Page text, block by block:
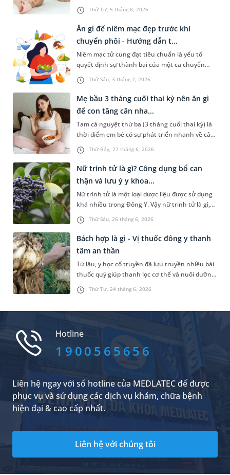
Thứ Tư, 5 tháng 8, 2026
chế độ ăn dặm, vừa dễ gặp các vấn đề rối loạn
tiêu hóa. Lựa chọn đúng dòng sữa tăng cân cho
trẻ 6 - 12 tháng phù hợp với thể trạng sẽ giúp
con tối ưu hấp thu, nhanh chóng bắt kịp đà
tăng trưởng chuẩn. Bài viết sau đây sẽ hướng
dẫn ba mẹ lựa chọn sữa phù hợp cho con và
một số lưu ý không nên bỏ qua.
Thứ Sáu, 3 tháng 7, 2026
Ăn gì để niêm mạc đẹp trước khi
chuyển phôi - Hướng dẫn t...
Niêm mạc tử cung đạt tiêu chuẩn là yếu tố
quyết định sự thành bại của một ca chuyển
phôi IVF. Để đảm bảo điều này, chị em thường
thắc mắc rất nhiều vấn đề, bao gồm ăn gì để
niêm mạc đẹp trước khi chuyển phôi. Bài viết
sau đây sẽ chia sẻ chi tiết hơn về chủ đề này để
chị em tham khảo.
Thứ Bảy, 27 tháng 6, 2026
Mẹ bầu 3 tháng cuối thai kỳ nên ăn gì
để con tăng cân nha...
Tam cá nguyệt thứ ba (3 tháng cuối thai kỳ) là
thời điểm em bé có sự phát triển nhanh về cân
nặng, đồng thời hoàn thiện các cơ quan nội
tạng quan trọng như não bộ, hệ hô hấp và hệ
xương khớp. Nhiều mẹ bầu khi đi siêu âm ở
những tuần cuối cảm thấy vô cùng lo lắng khi
bác sĩ thông báo chỉ số cân nặng của con nhẹ
hơn so với tiêu chuẩn tuần tuổi. Vậy 3 tháng
cuối thai kỳ nên ăn gì để con tăng cân nhanh
và khỏe mạnh?
Thứ Sáu, 26 tháng 6, 2026
Nữ trinh tử là gì? Công dụng bổ can
thận và lưu ý y khoa...
Nữ trinh tử là một loại dược liệu được sử dụng
khá nhiều trong Đông Y. Vậy nữ trinh tử là gì,
đặc tính sinh học và công dụng như thế nào?
Những kiến thức này sẽ được chia sẻ trong bài
viết sau đây.
Thứ Tư, 24 tháng 6, 2026
Bách hợp là gì - Vị thuốc đông y thanh
tâm an thần
Từ lâu, y học cổ truyền đã lưu truyền nhiều bài
thuốc quý giúp thanh lọc cơ thể và nuôi dưỡng
tinh thần. Trong số, bách hợp được biết đến là
một vị thuốc có khả năng thanh tâm, an thần
thảo dược này sở hữu những giá trị sức khỏe
Hotline
1900565656
Liên hệ ngay với số hotline của MEDLATEC để được
phục vụ và sử dụng các dịch vụ khám, chữa bệnh
hiện đại & cao cấp nhất.
Liên hệ với chúng tôi